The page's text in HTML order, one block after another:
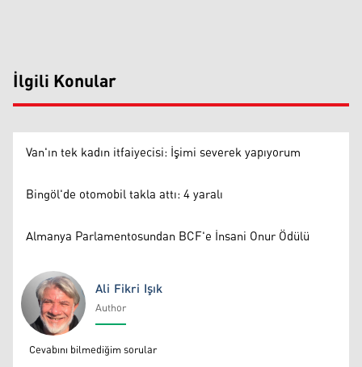
İlgili Konular
Van'ın tek kadın itfaiyecisi: İşimi severek yapıyorum
Bingöl'de otomobil takla attı: 4 yaralı
Almanya Parlamentosundan BCF'e İnsani Onur Ödülü
Ali Fikri Işık
Ali Fikri Işık
Author
Cevabını bilmediğim sorular